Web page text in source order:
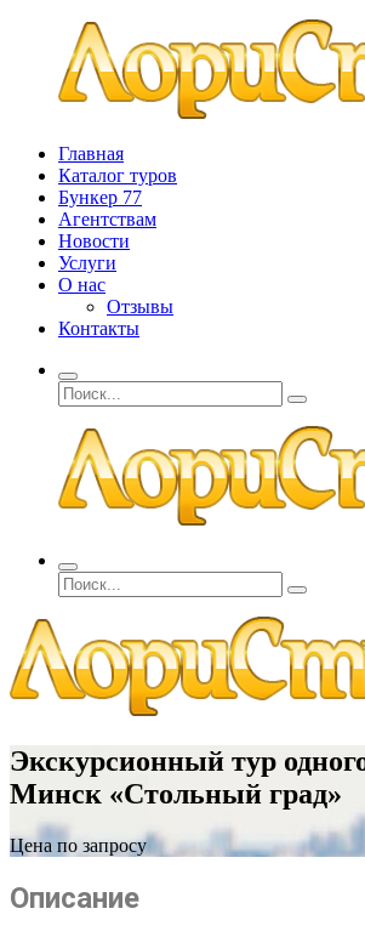
Главная
Каталог туров
Бункер 77
Агентствам
Новости
Услуги
О нас
Отзывы
Контакты
Экскурсионный тур
Минск «Стольный град»
Цена по запросу
Описание